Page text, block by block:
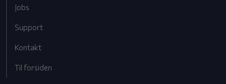
Jobs
Support
Kontakt
Til forsiden